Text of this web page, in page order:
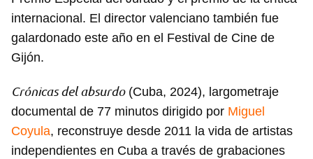
internacional. El director valenciano también fue
galardonado este año en el Festival de Cine de
Gijón.
Crónicas del absurdo(Cuba, 2024), largometraje
documental de 77 minutos dirigido por Miguel
Coyula, reconstruye desde 2011 la vida de artistas
independientes en Cuba a través de grabaciones